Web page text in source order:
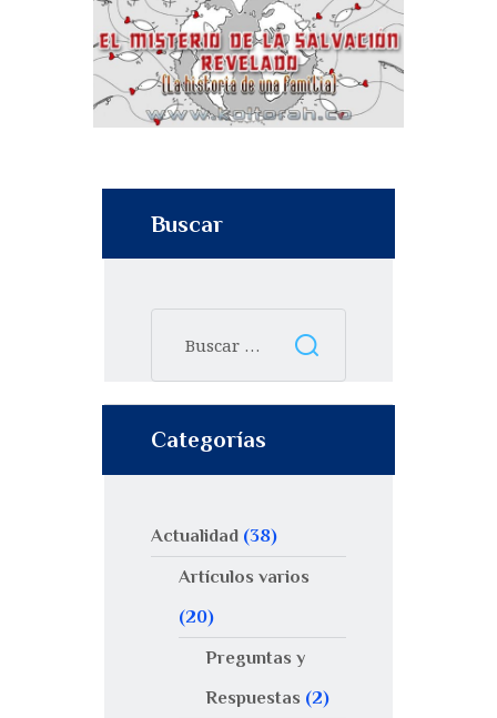
Buscar
Categorías
Actualidad (38)
Artículos varios
(20)
Preguntas y
Respuestas (2)